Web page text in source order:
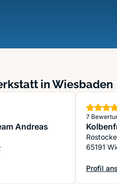
in Wiesbaden
Andreas
Andreas Götze
7
65191
Profil
: